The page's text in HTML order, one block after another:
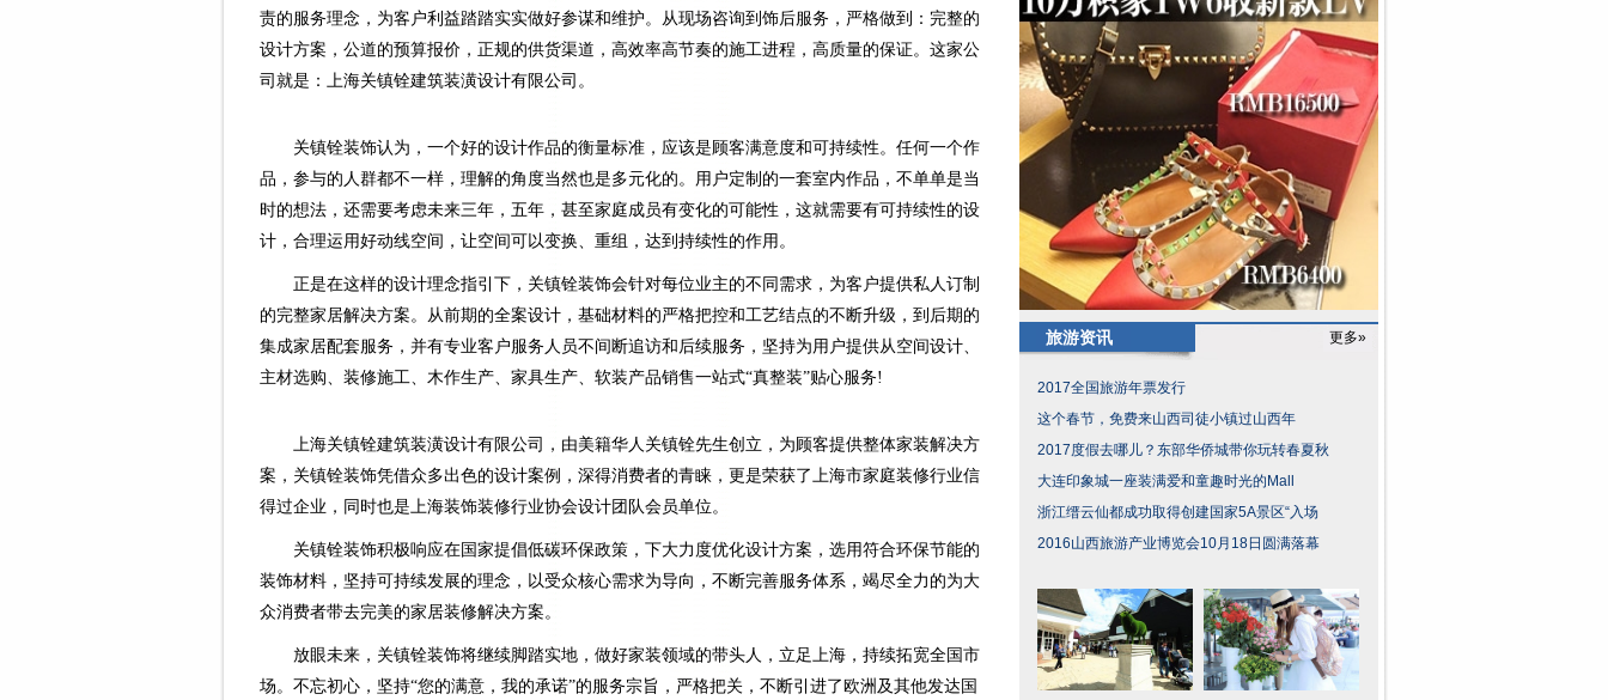
责的服务理念，为客户利益踏踏实实做好参谋和维护。从现场咨询到饰后服务，严格做到：完整的
设计方案，公道的预算报价，正规的供货渠道，高效率高节奏的施工进程，高质量的保证。这家公
司就是：上海关镇铨建筑装潢设计有限公司。
关镇铨装饰认为，一个好的设计作品的衡量标准，应该是顾客满意度和可持续性。任何一个作
品，参与的人群都不一样，理解的角度当然也是多元化的。用户定制的一套室内作品，不单单是当
时的想法，还需要考虑未来三年，五年，甚至家庭成员有变化的可能性，这就需要有可持续性的设
计，合理运用好动线空间，让空间可以变换、重组，达到持续性的作用。
正是在这样的设计理念指引下，关镇铨装饰会针对每位业主的不同需求，为客户提供私人订制
的完整家居解决方案。从前期的全案设计，基础材料的严格把控和工艺结点的不断升级，到后期的
集成家居配套服务，并有专业客户服务人员不间断追访和后续服务，坚持为用户提供从空间设计、
主材选购、装修施工、木作生产、家具生产、软装产品销售一站式“真整装”贴心服务!
上海关镇铨建筑装潢设计有限公司，由美籍华人关镇铨先生创立，为顾客提供整体家装解决方
案，关镇铨装饰凭借众多出色的设计案例，深得消费者的青睐，更是荣获了上海市家庭装修行业信
得过企业，同时也是上海装饰装修行业协会设计团队会员单位。
关镇铨装饰积极响应在国家提倡低碳环保政策，下大力度优化设计方案，选用符合环保节能的
装饰材料，坚持可持续发展的理念，以受众核心需求为导向，不断完善服务体系，竭尽全力的为大
众消费者带去完美的家居装修解决方案。
放眼未来，关镇铨装饰将继续脚踏实地，做好家装领域的带头人，立足上海，持续拓宽全国市
场。不忘初心，坚持“您的满意，我的承诺”的服务宗旨，严格把关，不断引进了欧洲及其他发达国
旅游资讯 更多»
2017全国旅游年票发行
这个春节，免费来山西司徒小镇过山西年
2017度假去哪儿？东部华侨城带你玩转春夏秋
大连印象城一座装满爱和童趣时光的Mall
浙江缙云仙都成功取得创建国家5A景区“入场
2016山西旅游产业博览会10月18日圆满落幕